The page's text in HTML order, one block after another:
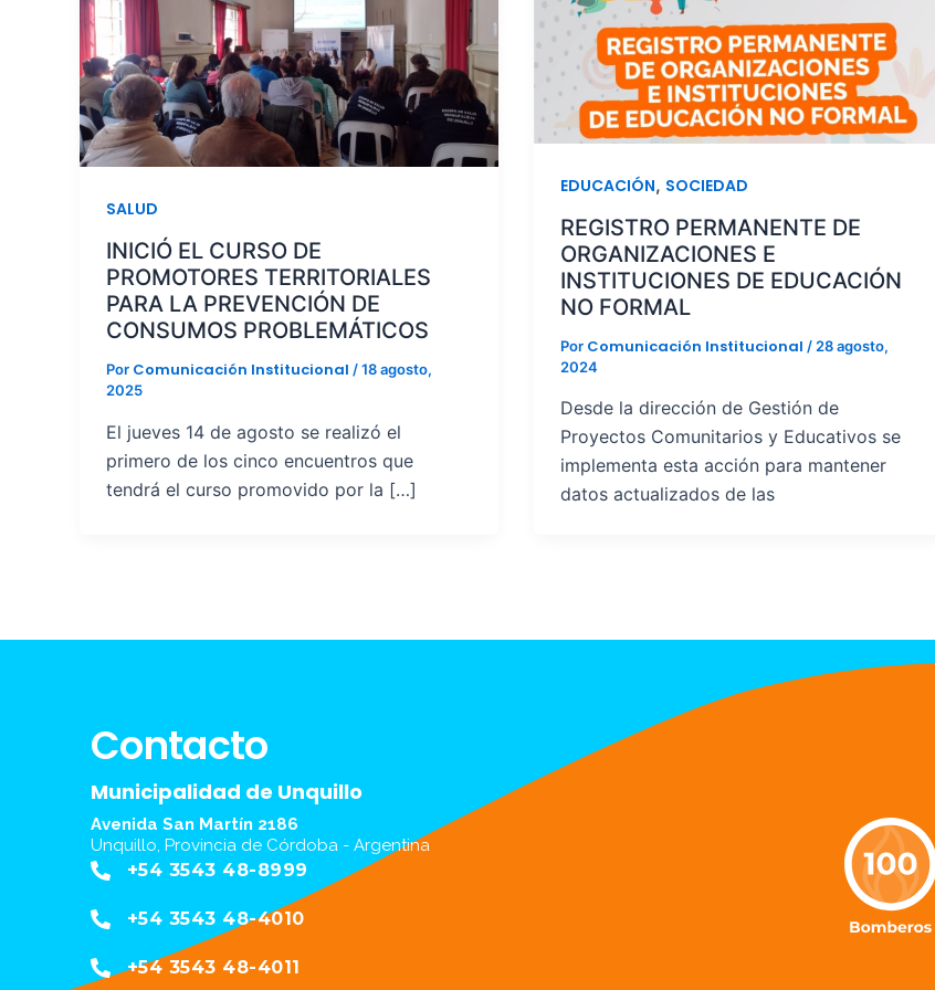
SALUD
INICIÓ EL CURSO DE
PROMOTORES TERRITORIALES
PARA LA PREVENCIÓN DE
CONSUMOS PROBLEMÁTICOS
Por Comunicación Institucional /18 agosto,
2025
El jueves 14 de agosto se realizó el
primero de los cinco encuentros que
tendrá el curso promovido por la […]
EDUCACIÓN, SOCIEDAD
REGISTRO PERMANENTE DE
ORGANIZACIONES E
INSTITUCIONES DE EDUCACIÓN
NO FORMAL
Por Comunicación Institucional / 28 agosto,
2024
Desde la dirección de Gestión de
Proyectos Comunitarios y Educativos se
implementa esta acción para mantener
datos actualizados de las
Contacto
Municipalidad de Unquillo
Avenida San Martín 2186
Unquillo, Provincia de Córdoba - Argentina
+54 3543 48-8999
+54 3543 48-4010
+54 3543 48-4011